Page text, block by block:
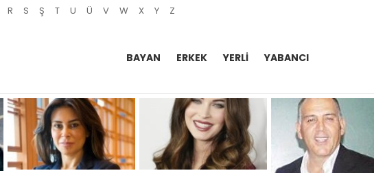
R S Ş T U Ü V W X Y Z
BAYAN ERKEK YERLI YABANCI